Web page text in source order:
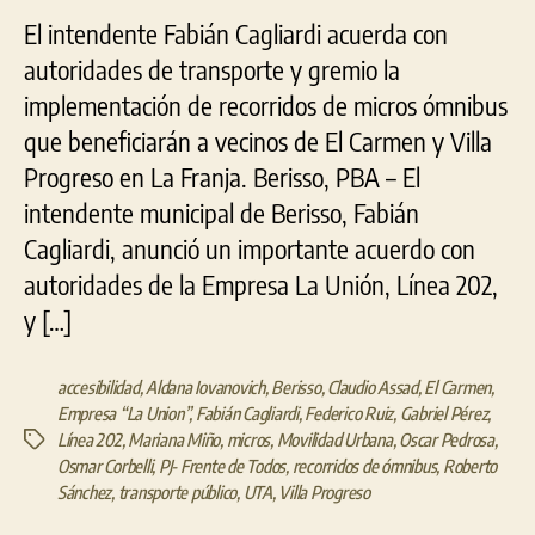
El intendente Fabián Cagliardi acuerda con
autoridades de transporte y gremio la
implementación de recorridos de micros ómnibus
que beneficiarán a vecinos de El Carmen y Villa
Progreso en La Franja. Berisso, PBA – El
intendente municipal de Berisso, Fabián
Cagliardi, anunció un importante acuerdo con
autoridades de la Empresa La Unión, Línea 202,
y […]
Etiquetas
accesibilidad,Aldana Iovanovich, Berisso, Claudio Assad,El Carmen,
Empresa “La Union”,Fabián Cagliardi, Federico Ruiz, Gabriel Pérez,
Línea 202, Mariana Miño, micros, Movilidad Urbana, Oscar Pedrosa,
Osmar Corbelli, PJ- Frente de Todos, recorridos de ómnibus, Roberto
Sánchez, transporte público, UTA, Villa Progreso